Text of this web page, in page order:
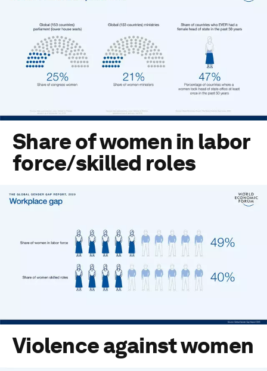
Share of women in labor
force/skilled roles
Violence against women